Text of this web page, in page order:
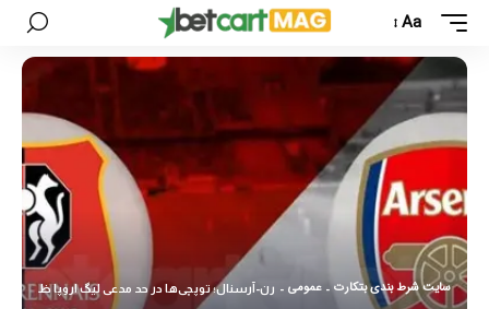
Aa
سایت شرط بندی بتکارت - عمومی - رن-آرسنال؛ توپچی‌ها در حد مدعی لیگ اروپا ظاهر